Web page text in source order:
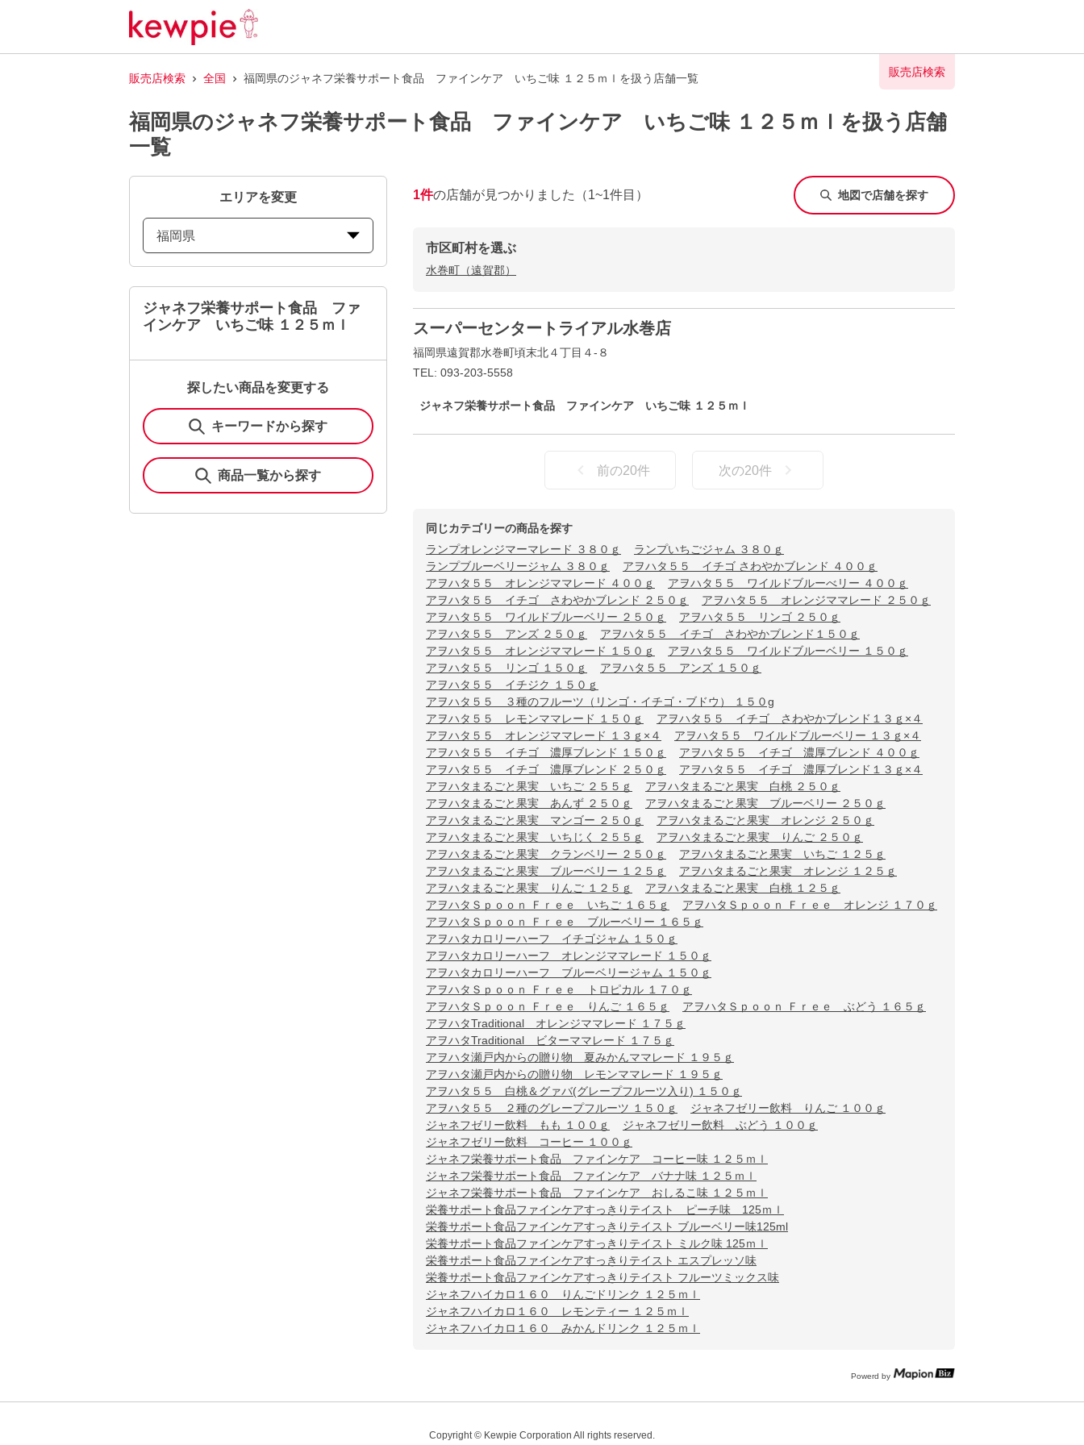
販売店検索 全国 福岡県のジャネフ栄養サポート食品 ファインケア いちご味 １２５ｍｌを扱う店舗一覧 販売店検索
福岡県のジャネフ栄養サポート食品 ファインケア いちご味 １２５ｍｌを扱う店舗
一覧
エリアを変更
福岡県
ジャネフ栄養サポート食品 ファ
インケア いちご味 １２５ｍｌ
探したい商品を変更する
キーワードから探す
商品一覧から探す
1件の店舗が見つかりました （1~1件目） 地図で店舗を探す
市区町村を選ぶ
水巻町（遠賀郡）
スーパーセンタートライアル水巻店
福岡県遠賀郡水巻町頃末北４丁目４-８
TEL: 093-203-5558
ジャネフ栄養サポート食品 ファインケア いちご味 １２５ｍｌ
前の20件 次の20件
同じカテゴリーの商品を探す
ランプオレンジマーマレード ３８０ｇ
ランプいちごジャム ３８０ｇ
ランプブルーベリージャム ３８０ｇ
アヲハタ５５ イチゴ さわやかブレンド ４００ｇ
アヲハタ５５ オレンジママレード ４００ｇ
アヲハタ５５ ワイルドブルーべリー ４００ｇ
アヲハタ５５ イチゴ さわやかブレンド ２５０ｇ
アヲハタ５５ オレンジママレード ２５０ｇ
アヲハタ５５ ワイルドブルーベリー ２５０ｇ
アヲハタ５５ リンゴ ２５０ｇ
アヲハタ５５ アンズ ２５０ｇ
アヲハタ５５ イチゴ さわやかブレンド１５０ｇ
アヲハタ５５ オレンジママレード １５０ｇ
アヲハタ５５ ワイルドブルーベリー １５０ｇ
アヲハタ５５ リンゴ １５０ｇ
アヲハタ５５ アンズ １５０ｇ
アヲハタ５５ イチジク １５０ｇ
アヲハタ５５ ３種のフルーツ（リンゴ・イチゴ・ブドウ） １５０g
アヲハタ５５ レモンママレード １５０ｇ
アヲハタ５５ イチゴ さわやかブレンド１３ｇ×４
アヲハタ５５ オレンジママレード １３ｇ×４
アヲハタ５５ ワイルドブルーベリー １３ｇ×４
アヲハタ５５ イチゴ 濃厚ブレンド １５０ｇ
アヲハタ５５ イチゴ 濃厚ブレンド ４００ｇ
アヲハタ５５ イチゴ 濃厚ブレンド ２５０ｇ
アヲハタ５５ イチゴ 濃厚ブレンド１３ｇ×４
アヲハタまるごと果実 いちご ２５５ｇ
アヲハタまるごと果実 白桃 ２５０ｇ
アヲハタまるごと果実 あんず ２５０ｇ
アヲハタまるごと果実 ブルーベリー ２５０ｇ
アヲハタまるごと果実 マンゴー ２５０ｇ
アヲハタまるごと果実 オレンジ ２５０ｇ
アヲハタまるごと果実 いちじく ２５５ｇ
アヲハタまるごと果実 りんご ２５０ｇ
アヲハタまるごと果実 クランベリー ２５０ｇ
アヲハタまるごと果実 いちご １２５ｇ
アヲハタまるごと果実 ブルーベリー １２５ｇ
アヲハタまるごと果実 オレンジ １２５ｇ
アヲハタまるごと果実 りんご １２５ｇ
アヲハタまるごと果実 白桃 １２５ｇ
アヲハタＳｐｏｏｎ Ｆｒｅｅ いちご １６５ｇ
アヲハタＳｐｏｏｎ Ｆｒｅｅ オレンジ １７０ｇ
アヲハタＳｐｏｏｎ Ｆｒｅｅ ブルーベリー １６５ｇ
アヲハタカロリーハーフ イチゴジャム １５０ｇ
アヲハタカロリーハーフ オレンジママレード １５０ｇ
アヲハタカロリーハーフ ブルーベリージャム １５０ｇ
アヲハタＳｐｏｏｎ Ｆｒｅｅ トロピカル １７０ｇ
アヲハタＳｐｏｏｎ Ｆｒｅｅ りんご １６５ｇ
アヲハタＳｐｏｏｎ Ｆｒｅｅ ぶどう １６５ｇ
アヲハタTraditional オレンジママレード １７５ｇ
アヲハタTraditional ビターママレード １７５ｇ
アヲハタ瀬戸内からの贈り物 夏みかんママレード １９５ｇ
アヲハタ瀬戸内からの贈り物 レモンママレード １９５ｇ
アヲハタ５５ 白桃＆グァバ(グレープフルーツ入り) １５０ｇ
アヲハタ５５ ２種のグレープフルーツ １５０ｇ
ジャネフゼリー飲料 りんご １００ｇ
ジャネフゼリー飲料 もも １００ｇ
ジャネフゼリー飲料 ぶどう １００ｇ
ジャネフゼリー飲料 コーヒー １００ｇ
ジャネフ栄養サポート食品 ファインケア コーヒー味 １２５ｍｌ
ジャネフ栄養サポート食品 ファインケア バナナ味 １２５ｍｌ
ジャネフ栄養サポート食品 ファインケア おしるこ味 １２５ｍｌ
栄養サポート食品ファインケアすっきりテイスト ピーチ味 125ｍｌ
栄養サポート食品ファインケアすっきりテイスト ブルーベリー味125ml
栄養サポート食品ファインケアすっきりテイスト ミルク味 125ｍｌ
栄養サポート食品ファインケアすっきりテイスト エスプレッソ味
栄養サポート食品ファインケアすっきりテイスト フルーツミックス味
ジャネフハイカロ１６０ りんごドリンク １２５ｍｌ
ジャネフハイカロ１６０ レモンティー １２５ｍｌ
ジャネフハイカロ１６０ みかんドリンク １２５ｍｌ
Powerd by
Copyright © Kewpie Corporation All rights reserved.